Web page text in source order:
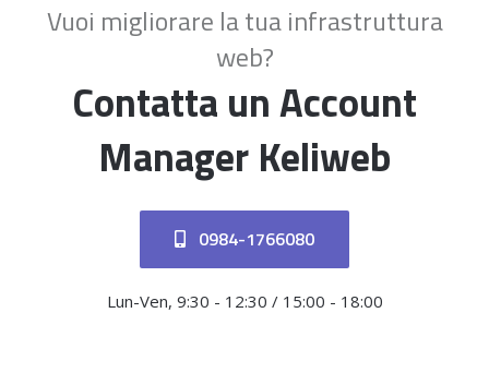
Vuoi migliorare la tua infrastruttura
web?
Contatta un Account
Manager Keliweb
0984-1766080
Lun-Ven, 9:30 - 12:30 / 15:00 - 18:00